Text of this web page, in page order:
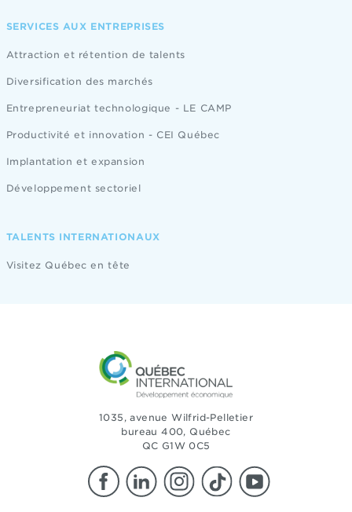
SERVICES AUX ENTREPRISES
Attraction et rétention de talents
Diversification des marchés
Entrepreneuriat technologique - LE CAMP
Productivité et innovation - CEI Québec
Implantation et expansion
Développement sectoriel
TALENTS INTERNATIONAUX
Visitez Québec en tête
1035, avenue Wilfrid-Pelletier
bureau 400, Québec
QC G1W 0C5